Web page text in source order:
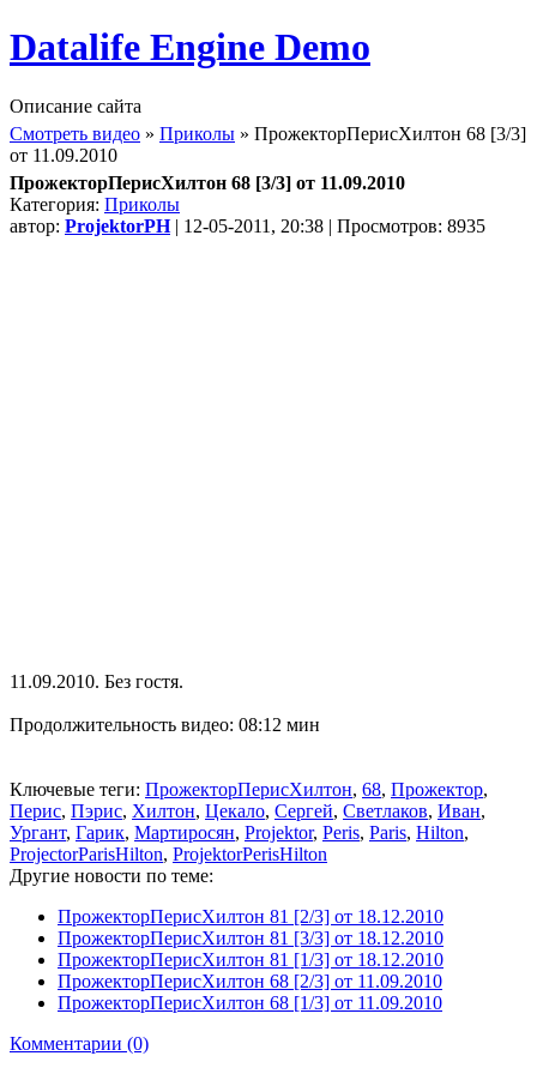
Datalife Engine Demo
Описание сайта
Смотреть видео » Приколы » ПрожекторПерисХилтон 68 [3/3]
от 11.09.2010
ПрожекторПерисХилтон 68 [3/3] от 11.09.2010
Категория: Приколы
автор: ProjektorPH| 12-05-2011, 20:38 | Просмотров: 8935
11.09.2010. Без гостя.
Продолжительность видео: 08:12 мин
Ключевые теги: ПрожекторПерисХилтон, 68, Прожектор,
Перис, Пэрис, Хилтон, Цекало, Сергей, Светлаков, Иван,
Ургант, Гарик, Мартиросян, Projektor, Peris, Paris, Hilton,
ProjectorParisHilton, ProjektorPerisHilton
Другие новости по теме:
ПрожекторПерисХилтон 81 [2/3] от 18.12.2010
ПрожекторПерисХилтон 81 [3/3] от 18.12.2010
ПрожекторПерисХилтон 81 [1/3] от 18.12.2010
ПрожекторПерисХилтон 68 [2/3] от 11.09.2010
ПрожекторПерисХилтон 68 [1/3] от 11.09.2010
Комментарии (0)